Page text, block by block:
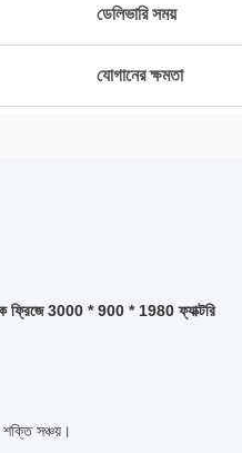
ডেলিভারি সময়
যোগানের ক্ষমতা
ফ্রিজে 3000 * 900 * 1980 ফ্যাক্টরি
শক্তি সঞ্চয়।